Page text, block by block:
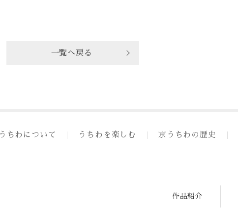
一覧へ戻る
うちわについて うちわを楽しむ 京うちわの歴史
作品紹介